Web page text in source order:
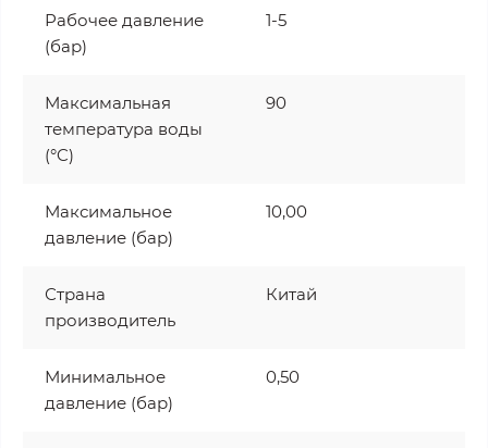
Рабочее давление
(бар)
1-5
Максимальная
температура воды
(°C)
90
Максимальное
давление (бар)
10,00
Страна
производитель
Китай
Минимальное
давление (бар)
0,50